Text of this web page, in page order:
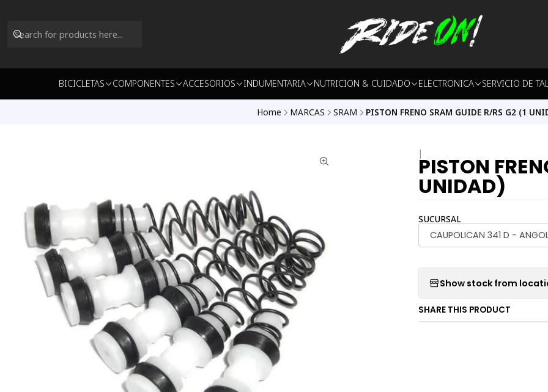
BICICLETAS COMPONENTES ACCESORIOS INDUMENTARIA NUTRICION & CUIDADO ELECTRONICA SERVICIO DE
Home MARCAS SRAM PISTON FRENO SRAM GUIDE R/RS G2 (1
|PISTON
UNIDAD)
SUCURSAL
CAUPOLICAN 341 D -
Show stock from
SHARE THIS PRODUCT